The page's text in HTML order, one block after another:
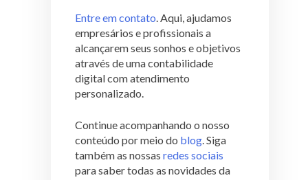
Entre em contato. Aqui, ajudamos
empresários e profissionais a
alcançarem seus sonhos e objetivos
através de uma contabilidade
digital com atendimento
personalizado.
Continue acompanhando o nosso
conteúdo por meio do blog. Siga
também as nossas redes sociais
para saber todas as novidades da